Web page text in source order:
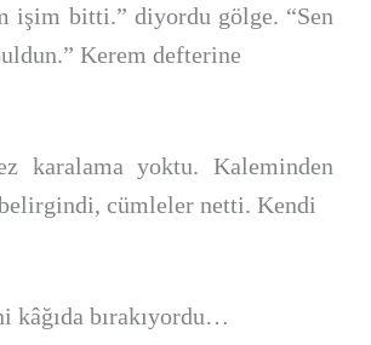
işim bitti.” diyordu gölge. “Sen
Kerem defterine
karalama yoktu. Kaleminden
cümleler netti. Kendi
kâğıda bırakıyordu…